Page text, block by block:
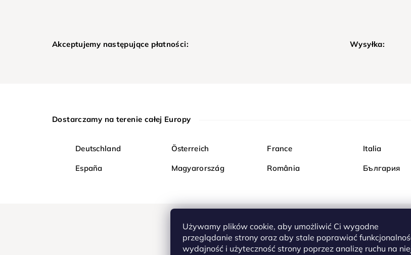
Używamy plików cookie, aby umożliwić Ci wygodne
przeglądanie strony oraz aby stale poprawiać
wydajność i użyteczność strony poprzez analizę ruchu na
Akceptujemy następujące płatności: Wysyłka:
Dostarczamy na terenie całej Europy
Deutschland Österreich France Italia
España Magyarország România България
Kupuj
są